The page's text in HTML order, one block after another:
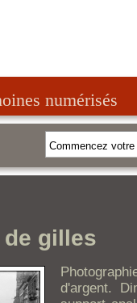
numérisés
gilles
d'argent.